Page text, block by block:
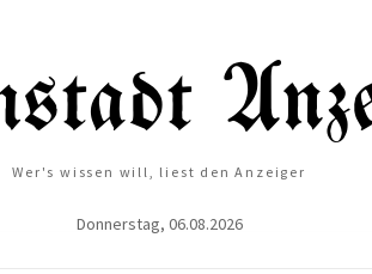
Wer's wissen will, liest den Anzeiger
Donnerstag, 06.08.2026